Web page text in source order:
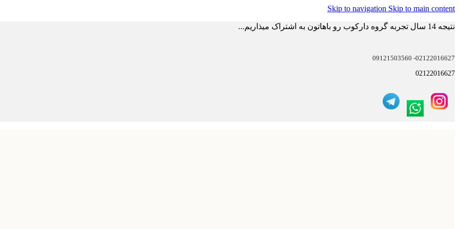
Skip to navigation Skip to main content
نتیجه 14 سال تجربه گروه دارکوب رو باهاتون به اشتراک میذاریم...
02122016627- 09121503560
02122016627